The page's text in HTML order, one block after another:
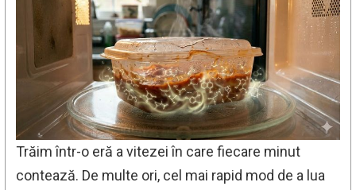
Trăim într-o eră a vitezei în care fiecare minut
contează. De multe ori, cel mai rapid mod de a lua